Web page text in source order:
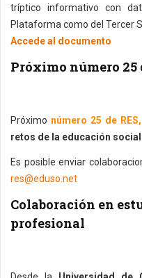
tríptico informativo con
Plataforma como del Tercer
Accede al documento
Próximo número 25
Próximo número 25 de
retos de la educación
Es posible enviar
res@eduso.net
Colaboración en
profesional